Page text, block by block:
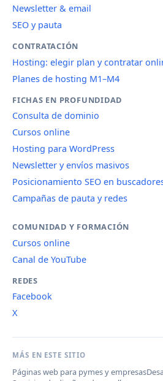
Newsletter & email
SEO y pauta
CONTRATACIÓN
Hosting: elegir plan y contratar
Planes de hosting M1–M4
FICHAS EN PROFUNDIDAD
Consulta de dominio
Cursos online
Hosting para WordPress
Newsletter y envíos masivos
Posicionamiento SEO en
Campañas de pauta y redes
COMUNIDAD Y FORMACIÓN
Cursos online
Canal de YouTube
REDES
Facebook
X
MÁS EN ESTE SITIO
Páginas web para pymes y empresas